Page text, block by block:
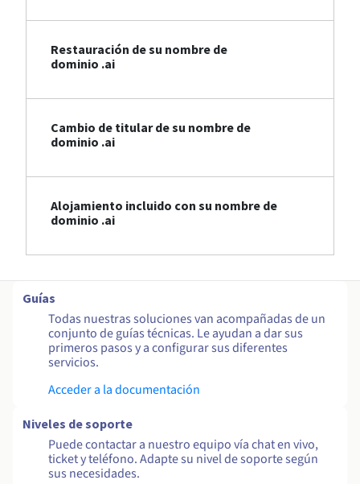
Restauración de su nombre de
dominio .ai
Cambio de titular de su nombre de
dominio .ai
Alojamiento incluido con su nombre de
dominio .ai
Guías
Todas nuestras soluciones van acompañadas de un
conjunto de guías técnicas. Le ayudan a dar sus
primeros pasos y a configurar sus diferentes
servicios.
Acceder a la documentación
Niveles de soporte
Puede contactar a nuestro equipo vía chat en vivo,
ticket y teléfono. Adapte su nivel de soporte según
sus necesidades.